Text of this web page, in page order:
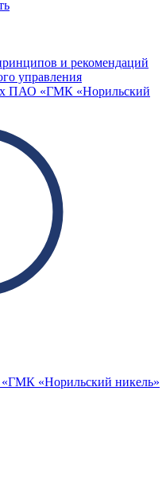
и рекомендаций
управления
ПАО «ГМК «Норильский
«Норильский никель»